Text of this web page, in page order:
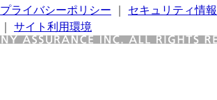
プライバシーポリシー
セキュリティ情報
サイト利用環境